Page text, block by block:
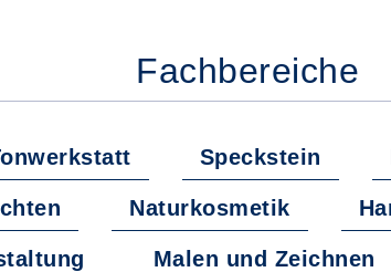
Fachbereiche
Speckstein
Naturkosmetik
Malen und Zeichnen